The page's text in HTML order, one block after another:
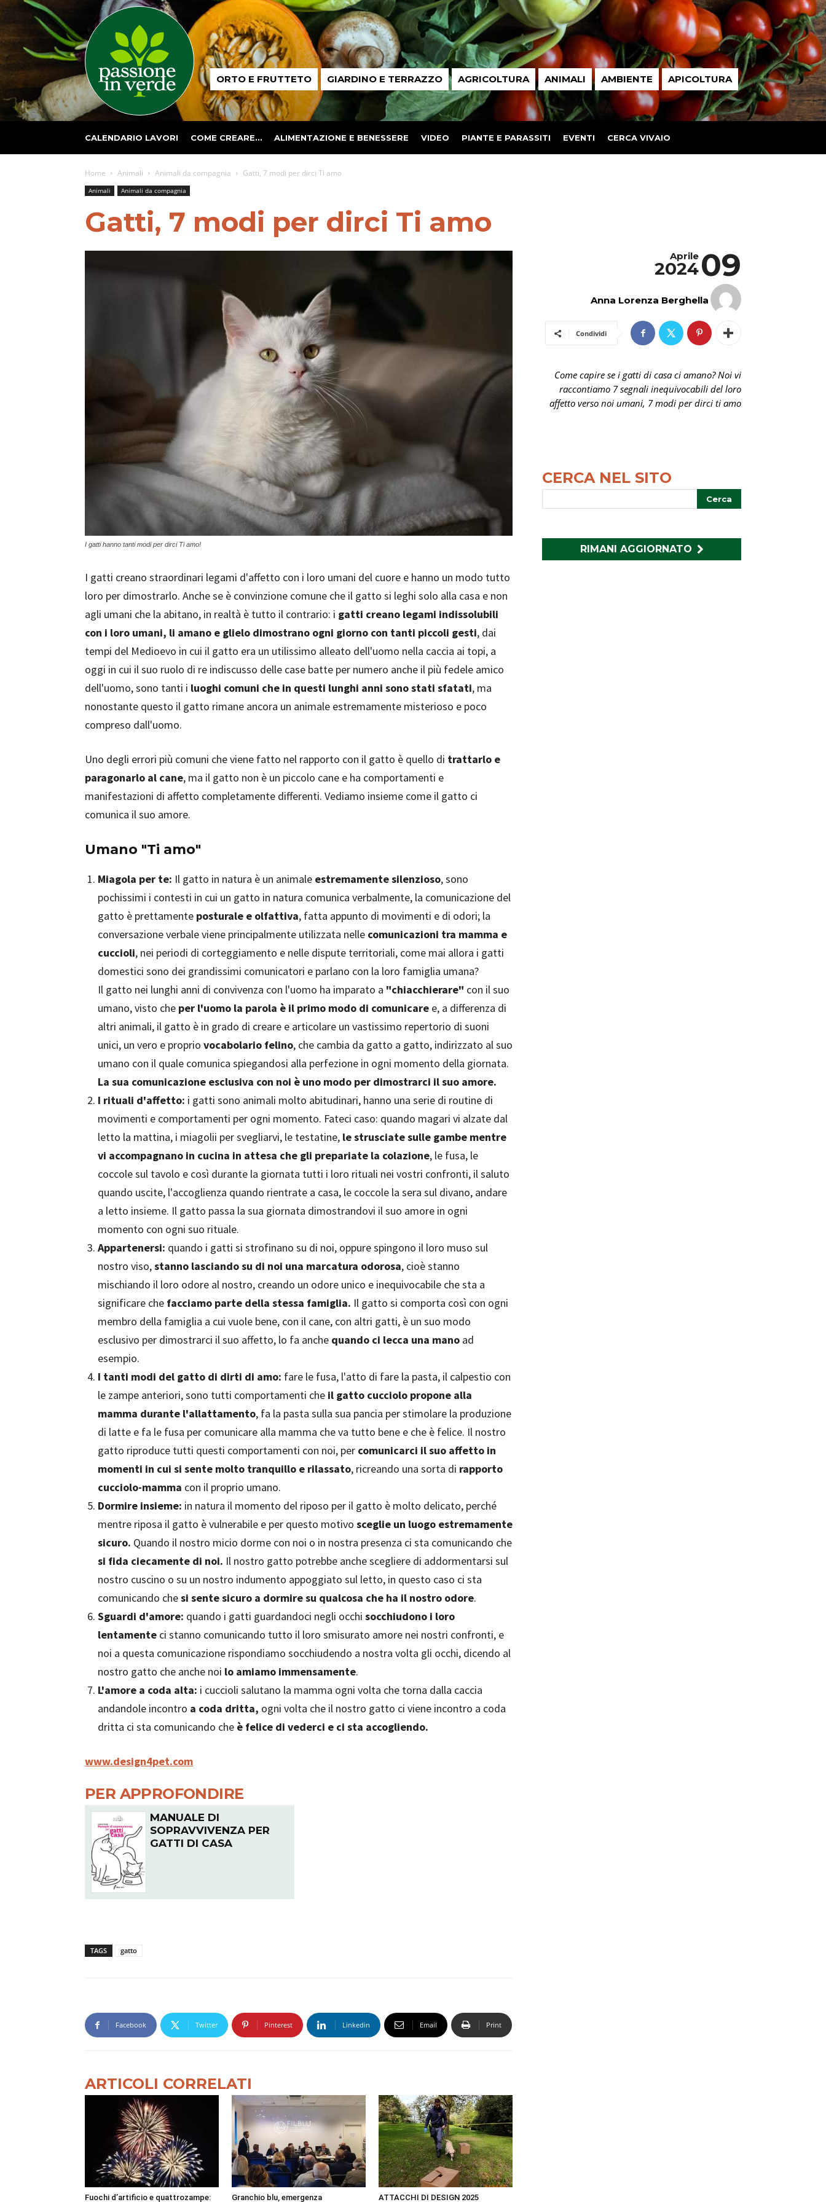
Passione
in ORTO E FRUTTETO GIARDINO E TERRAZZO AGRICOLTURA ANIMALI AMBIENTE APICOLTURA
CALENDARIO LAVORI COME CREARE… ALIMENTAZIONE E BENESSERE VIDEO PIANTE E PARASSITI EVENTI CERCA VIVAIO
Home Animali Animali da compagnia Gatti, 7 modi per dirci Ti amo
Animali Animali da compagnia
Gatti, 7 modi per dirci Ti amo
I gatti hanno tanti modi per dirci Ti amo!
I gatti creano straordinari legami d'affetto con i loro umani del cuore e hanno un modo tutto
loro per dimostrarlo. Anche se è convinzione comune che il gatto si leghi solo alla casa e non
agli umani che la abitano, in realtà è tutto il contrario: i gatti creano legami indissolubili
con i loro umani, li amano e glielo dimostrano ogni giorno con tanti piccoli gesti, dai
tempi del Medioevo in cui il gatto era un utilissimo alleato dell'uomo nella caccia ai topi, a
oggi in cui il suo ruolo di re indiscusso delle case batte per numero anche il più fedele amico
dell'uomo, sono tanti i luoghi comuni che in questi lunghi anni sono stati sfatati, ma
nonostante questo il gatto rimane ancora un animale estremamente misterioso e poco
compreso dall'uomo.
Uno degli errori più comuni che viene fatto nel rapporto con il gatto è quello di trattarlo e
paragonarlo al cane, ma il gatto non è un piccolo cane e ha comportamenti e
manifestazioni di affetto completamente differenti. Vediamo insieme come il gatto ci
comunica il suo amore.
Umano "Ti amo"
Miagola per te: Il gatto in natura è un animale estremamente silenzioso, sono
pochissimi i contesti in cui un gatto in natura comunica verbalmente, la comunicazione del
gatto è prettamente posturale e olfattiva, fatta appunto di movimenti e di odori; la
conversazione verbale viene principalmente utilizzata nelle comunicazioni tra mamma e
cuccioli, nei periodi di corteggiamento e nelle dispute territoriali, come mai allora i gatti
domestici sono dei grandissimi comunicatori e parlano con la loro famiglia umana?
Il gatto nei lunghi anni di convivenza con l'uomo ha imparato a "chiacchierare" con il suo
umano, visto che per l'uomo la parola è il primo modo di comunicare e, a differenza di
altri animali, il gatto è in grado di creare e articolare un vastissimo repertorio di suoni
unici, un vero e proprio vocabolario felino, che cambia da gatto a gatto, indirizzato al suo
umano con il quale comunica spiegandosi alla perfezione in ogni momento della giornata.
La sua comunicazione esclusiva con noi è uno modo per dimostrarci il suo amore.
I rituali d'affetto: i gatti sono animali molto abitudinari, hanno una serie di routine di
movimenti e comportamenti per ogni momento. Fateci caso: quando magari vi alzate dal
letto la mattina, i miagolii per svegliarvi, le testatine, le strusciate sulle gambe mentre
vi accompagnano in cucina in attesa che gli prepariate la colazione, le fusa, le
coccole sul tavolo e così durante la giornata tutti i loro rituali nei vostri confronti, il saluto
quando uscite, l'accoglienza quando rientrate a casa, le coccole la sera sul divano, andare
a letto insieme. Il gatto passa la sua giornata dimostrandovi il suo amore in ogni
momento con ogni suo rituale.
Appartenersi: quando i gatti si strofinano su di noi, oppure spingono il loro muso sul
nostro viso,stanno lasciando su di noi una marcatura odorosa, cioè stanno
mischiando il loro odore al nostro, creando un odore unico e inequivocabile che sta a
significare che facciamo parte della stessa famiglia. Il gatto si comporta così con ogni
membro della famiglia a cui vuole bene, con il cane, con altri gatti, è un suo modo
esclusivo per dimostrarci il suo affetto, lo fa anche quando ci lecca una mano ad
esempio.
I tanti modi del gatto di dirti di amo: fare le fusa, l'atto di fare la pasta, il calpestio con
le zampe anteriori, sono tutti comportamenti che il gatto cucciolo propone alla
mamma durante l'allattamento, fa la pasta sulla sua pancia per stimolare la produzione
di latte e fa le fusa per comunicare alla mamma che va tutto bene e che è felice. Il nostro
gatto riproduce tutti questi comportamenti con noi, per comunicarci il suo affetto in
momenti in cui si sente molto tranquillo e rilassato, ricreando una sorta di rapporto
cucciolo-mamma con il proprio umano.
Dormire insieme: in natura il momento del riposo per il gatto è molto delicato, perché
mentre riposa il gatto è vulnerabile e per questo motivo sceglie un luogo estremamente
sicuro. Quando il nostro micio dorme con noi o in nostra presenza ci sta comunicando che
si fida ciecamente di noi. Il nostro gatto potrebbe anche scegliere di addormentarsi sul
nostro cuscino o su un nostro indumento appoggiato sul letto, in questo caso ci sta
comunicando chesi sente sicuro a dormire su qualcosa che ha il nostro odore.
Sguardi d'amore: quando i gatti guardandoci negli occhi socchiudono i loro
lentamente ci stanno comunicando tutto il loro smisurato amore nei nostri confronti, e
noi a questa comunicazione rispondiamo socchiudendo a nostra volta gli occhi, dicendo al
nostro gatto che anche noi lo amiamo immensamente.
L'amore a coda alta: i cuccioli salutano la mamma ogni volta che torna dalla caccia
andandole incontro a coda dritta, ogni volta che il nostro gatto ci viene incontro a coda
dritta ci sta comunicando che è felice di vederci e ci sta accogliendo.
www.design4pet.com
PER APPROFONDIRE
MANUALE DI
SOPRAVVIVENZA PER
GATTI DI CASA
TAGS gatto
Facebook Twitter Pinterest Linkedin Email Print
ARTICOLI CORRELATI
Fuochi d’artificio e quattrozampe: Granchio blu, emergenza ATTACCHI DI DESIGN 2025
09
Aprile
2024
Anna Lorenza Berghella
Condividi
Come capire se i gatti di casa ci amano? Noi vi
raccontiamo 7 segnali inequivocabili del loro
affetto verso noi umani, 7 modi per dirci ti amo
CERCA NEL SITO
RIMANI AGGIORNATO